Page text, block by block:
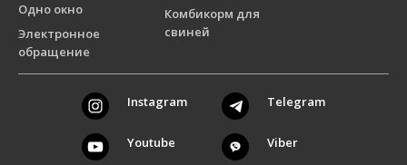
Комбикорм для
свиней
Одно окно
Электронное
обращение
Instagram Telegram
Youtube Viber